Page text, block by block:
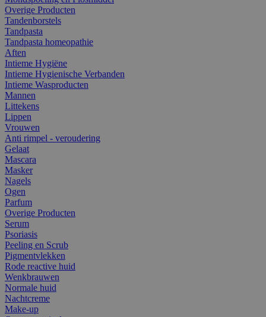
Overige Producten
Tandenborstels
Tandpasta
Tandpasta homeopathie
Aften
Intieme Hygiëne
Intieme Hygienische Verbanden
Intieme Wasproducten
Mannen
Littekens
Lippen
Vrouwen
Anti rimpel - veroudering
Gelaat
Mascara
Masker
Nagels
Ogen
Parfum
Overige Producten
Serum
Psoriasis
Peeling en Scrub
Pigmentvlekken
Rode reactive huid
Wenkbrauwen
Normale huid
Nachtcreme
Make-up